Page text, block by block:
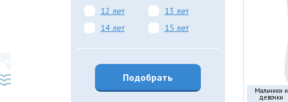
12 лет
13 лет
14 лет
15 лет
Мальчики и
девочки